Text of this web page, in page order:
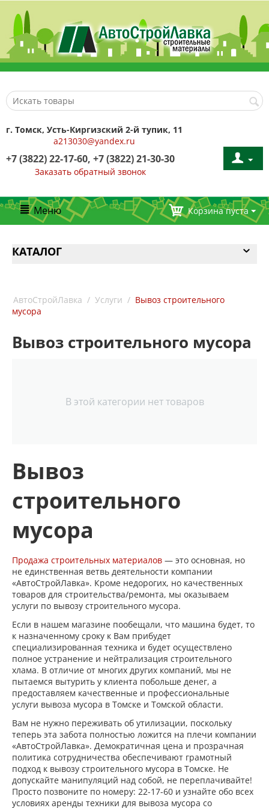
г. Томск, Усть-Киргизский 2-й тупик, 11
a213030@yandex.ru
+7 (3822) 22-17-60, +7 (3822) 21-30-30
Заказать обратный звонок
Меню Корзина пуста
КАТАЛОГ
АвтоСтройЛавка / Услуги / Вывоз строительного
мусора
Вывоз строительного мусора
В этой категории нет товаров
Вывоз
строительного
мусора
Продажа строительных материалов — это основная, но
не единственная ветвь деятельности компании
«АвтоСтройЛавка». Кроме недорогих, но качественных
товаров для строительства/ремонта, мы оказываем
услуги по вывозу строительного мусора.
Если в нашем магазине пообещали, что машина будет, то
к назначенному сроку к Вам прибудет
специализированная техника и будет осуществлено
полное устранение и нейтрализация строительного
хлама. В отличие от многих других компаний, мы не
пытаемся вытурить у клиента побольше денег, а
предоставляем качественные и профессиональные
услуги вывоза мусора в Томске и Томской области.
Вам не нужно переживать об утилизации, поскольку
теперь эта забота полностью ложится на плечи компании
«АвтоСтройЛавка». Демократичная цена и прозрачная
политика сотрудничества обеспечивают грамотный
подход к вывозу строительного мусора в Томске. Не
допускайте манипуляций над собой, не переплачивайте!
Просто позвоните по номеру: 22-17-60 и узнайте обо всех
условиях аренды техники для вывоза мусора со